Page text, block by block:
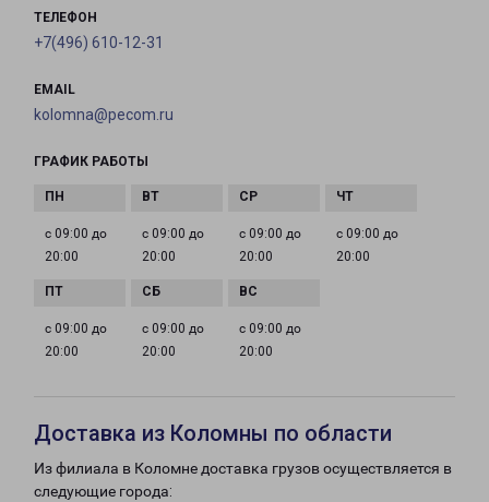
ТЕЛЕФОН
+7(496) 610-12-31
EMAIL
kolomna@pecom.ru
ГРАФИК РАБОТЫ
с 09:00 до
20:00
с 09:00 до
20:00
с 09:00 до
20:00
с 09:00 до
20:00
с 09:00 до
20:00
с 09:00 до
20:00
с 09:00 до
20:00
Доставка из Коломны по области
Из филиала в Коломне доставка грузов осуществляется в
следующие города: